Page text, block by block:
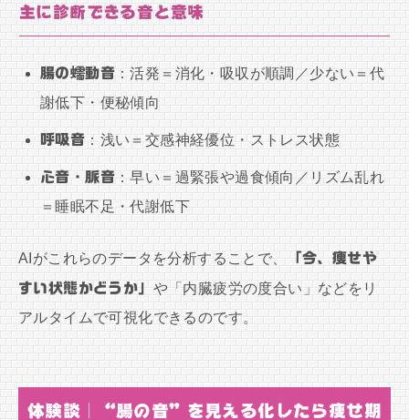
主に診断できる音と意味
腸の蠕動音 ：活発＝消化・吸収が順調／少ない＝代
謝低下・便秘傾向
呼吸音 ：浅い＝交感神経優位・ストレス状態
心音・脈音 ：早い＝過緊張や過食傾向／リズム乱れ
＝睡眠不足・代謝低下
AIがこれらのデータを分析することで、 「今、痩せや
すい状態かどうか」 や「内臓疲労の度合い」などをリ
アルタイムで可視化できるのです。
体験談｜“腸の音”を見える化したら痩せ期